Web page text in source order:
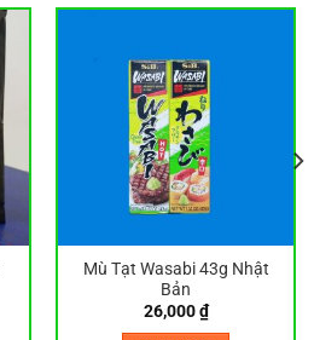
Mù Tạt Wasabi 43g Nhật
Bản
26,000₫